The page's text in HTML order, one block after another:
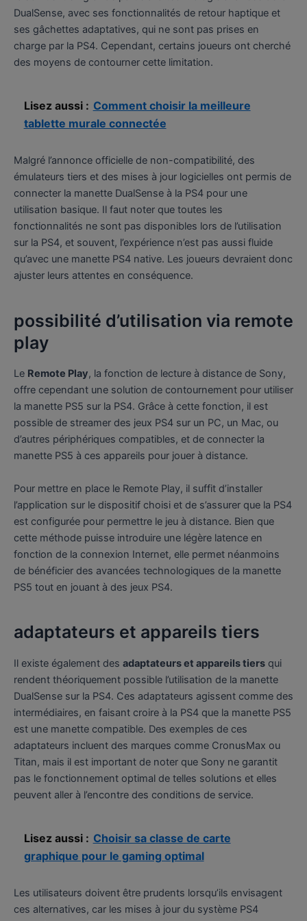
DualSense, avec ses fonctionnalités de retour haptique et
ses gâchettes adaptatives, qui ne sont pas prises en
charge par la PS4. Cependant, certains joueurs ont cherché
des moyens de contourner cette limitation.
Lisez aussi : Comment choisir la meilleure
tablette murale connectée
Malgré l’annonce officielle de non-compatibilité, des
émulateurs tiers et des mises à jour logicielles ont permis de
connecter la manette DualSense à la PS4 pour une
utilisation basique. Il faut noter que toutes les
fonctionnalités ne sont pas disponibles lors de l’utilisation
sur la PS4, et souvent, l’expérience n’est pas aussi fluide
qu’avec une manette PS4 native. Les joueurs devraient donc
ajuster leurs attentes en conséquence.
possibilité d’utilisation via remote
play
Le Remote Play, la fonction de lecture à distance de Sony,
offre cependant une solution de contournement pour utiliser
la manette PS5 sur la PS4. Grâce à cette fonction, il est
possible de streamer des jeux PS4 sur un PC, un Mac, ou
d’autres périphériques compatibles, et de connecter la
manette PS5 à ces appareils pour jouer à distance.
Pour mettre en place le Remote Play, il suffit d’installer
l’application sur le dispositif choisi et de s’assurer que la PS4
est configurée pour permettre le jeu à distance. Bien que
cette méthode puisse introduire une légère latence en
fonction de la connexion Internet, elle permet néanmoins
de bénéficier des avancées technologiques de la manette
PS5 tout en jouant à des jeux PS4.
adaptateurs et appareils tiers
Il existe également des adaptateurs et appareils tiers qui
rendent théoriquement possible l’utilisation de la manette
DualSense sur la PS4. Ces adaptateurs agissent comme des
intermédiaires, en faisant croire à la PS4 que la manette PS5
est une manette compatible. Des exemples de ces
adaptateurs incluent des marques comme CronusMax ou
Titan, mais il est important de noter que Sony ne garantit
pas le fonctionnement optimal de telles solutions et elles
peuvent aller à l’encontre des conditions de service.
Lisez aussi : Choisir sa classe de carte
graphique pour le gaming optimal
Les utilisateurs doivent être prudents lorsqu’ils envisagent
ces alternatives, car les mises à jour du système PS4